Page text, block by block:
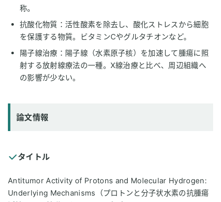
称。
抗酸化物質：活性酸素を除去し、酸化ストレスから細胞
を保護する物質。ビタミンCやグルタチオンなど。
陽子線治療：陽子線（水素原子核）を加速して腫瘍に照
射する放射線療法の一種。X線治療と比べ、周辺組織へ
の影響が少ない。
論文情報
タイトル
Antitumor Activity of Protons and Molecular Hydrogen:
Underlying Mechanisms（プロトンと分子状水素の抗腫瘍